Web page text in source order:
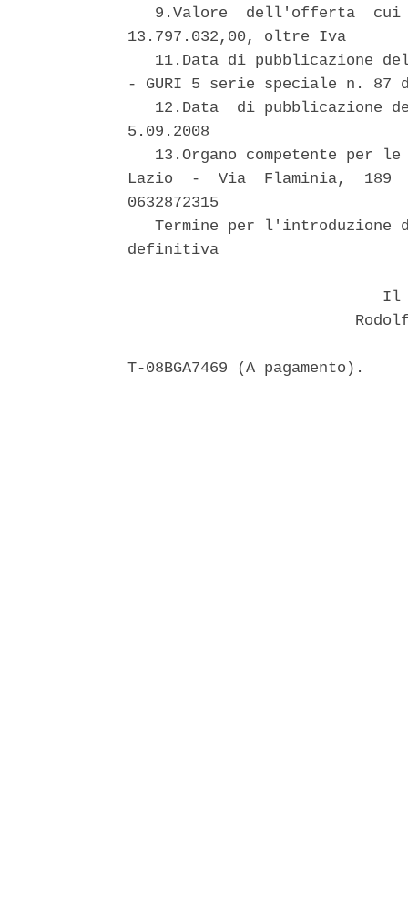
9.Valore  dell'offerta
13.797.032,00, oltre Iva
11.Data di pubblicazione
- GURI 5 serie speciale n. 87
12.Data  di pubblicazione
5.09.2008
13.Organo competente per
Lazio  -  Via  Flaminia,  189
0632872315
Termine per l'introduzione
definitiva
Il